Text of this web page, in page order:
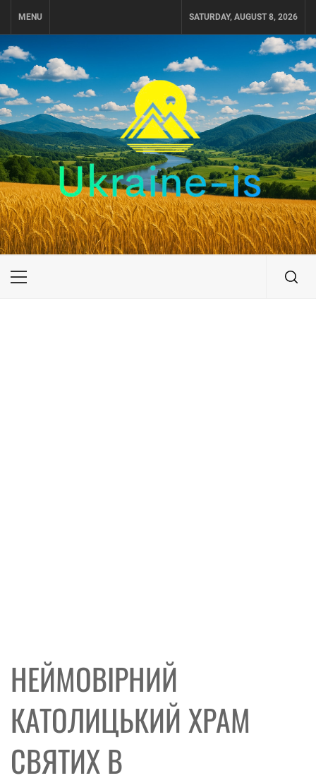
MENU SATURDAY, AUGUST 8, 2026
UKRAINE-IS
ПОДОРОЖI ПО УКРАЇНІ
Primary
НЕЙМОВІРНИЙ
КАТОЛИЦЬКИЙ ХРАМ
СВЯТИХ В